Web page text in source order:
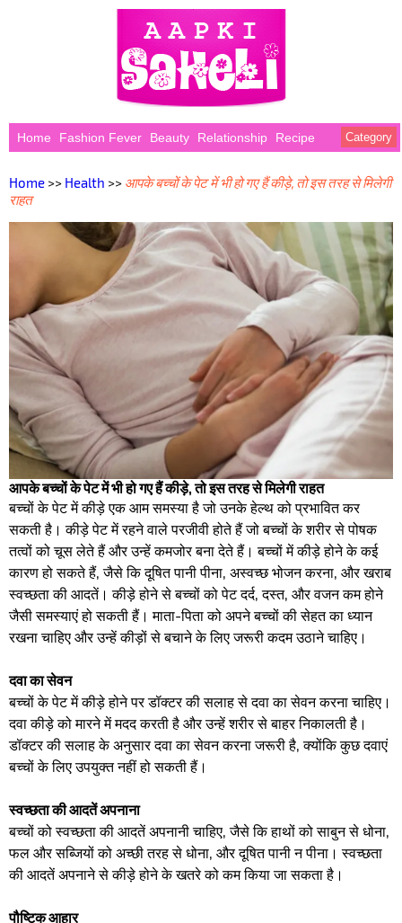
Home Fashion Fever Beauty Relationship Recipe Category
Home >> Health >> आपके बच्चों के पेट में भी हो गए हैं कीड़े, तो इस तरह से मिलेगी
राहत
आपके बच्चों के पेट में भी हो गए हैं कीड़े, तो इस तरह से मिलेगी राहत
बच्चों के पेट में कीड़े एक आम समस्या है जो उनके हेल्थ को प्रभावित कर
सकती है। कीड़े पेट में रहने वाले परजीवी होते हैं जो बच्चों के शरीर से पोषक
तत्वों को चूस लेते हैं और उन्हें कमजोर बना देते हैं। बच्चों में कीड़े होने के कई
कारण हो सकते हैं, जैसे कि दूषित पानी पीना, अस्वच्छ भोजन करना, और खराब
स्वच्छता की आदतें। कीड़े होने से बच्चों को पेट दर्द, दस्त, और वजन कम होने
जैसी समस्याएं हो सकती हैं। माता-पिता को अपने बच्चों की सेहत का ध्यान
रखना चाहिए और उन्हें कीड़ों से बचाने के लिए जरूरी कदम उठाने चाहिए।
दवा का सेवन
बच्चों के पेट में कीड़े होने पर डॉक्टर की सलाह से दवा का सेवन करना चाहिए।
दवा कीड़े को मारने में मदद करती है और उन्हें शरीर से बाहर निकालती है।
डॉक्टर की सलाह के अनुसार दवा का सेवन करना जरूरी है, क्योंकि कुछ दवाएं
बच्चों के लिए उपयुक्त नहीं हो सकती हैं।
स्वच्छता की आदतें अपनाना
बच्चों को स्वच्छता की आदतें अपनानी चाहिए, जैसे कि हाथों को साबुन से धोना,
फल और सब्जियों को अच्छी तरह से धोना, और दूषित पानी न पीना। स्वच्छता
की आदतें अपनाने से कीड़े होने के खतरे को कम किया जा सकता है।
पौष्टिक आहार